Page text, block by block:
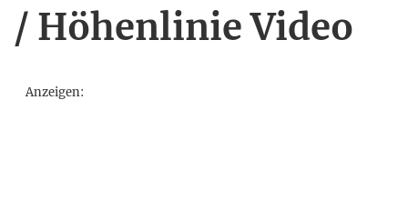
/ Höhenlinie Video
Anzeigen: